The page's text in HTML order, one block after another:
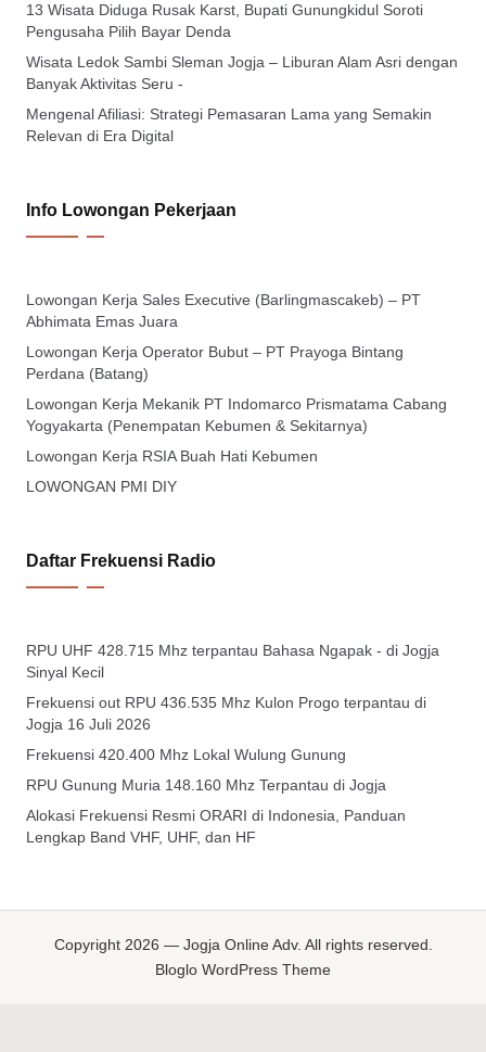
13 Wisata Diduga Rusak Karst, Bupati Gunungkidul Soroti
Pengusaha Pilih Bayar Denda
Wisata Ledok Sambi Sleman Jogja – Liburan Alam Asri dengan
Banyak Aktivitas Seru -
Mengenal Afiliasi: Strategi Pemasaran Lama yang Semakin
Relevan di Era Digital
Info Lowongan Pekerjaan
Lowongan Kerja Sales Executive (Barlingmascakeb) – PT
Abhimata Emas Juara
Lowongan Kerja Operator Bubut – PT Prayoga Bintang
Perdana (Batang)
Lowongan Kerja Mekanik PT Indomarco Prismatama Cabang
Yogyakarta (Penempatan Kebumen & Sekitarnya)
Lowongan Kerja RSIA Buah Hati Kebumen
LOWONGAN PMI DIY
Daftar Frekuensi Radio
RPU UHF 428.715 Mhz terpantau Bahasa Ngapak - di Jogja
Sinyal Kecil
Frekuensi out RPU 436.535 Mhz Kulon Progo terpantau di
Jogja 16 Juli 2026
Frekuensi 420.400 Mhz Lokal Wulung Gunung
RPU Gunung Muria 148.160 Mhz Terpantau di Jogja
Alokasi Frekuensi Resmi ORARI di Indonesia, Panduan
Lengkap Band VHF, UHF, dan HF
Copyright 2026 — Jogja Online Adv. All rights reserved.
Bloglo WordPress Theme